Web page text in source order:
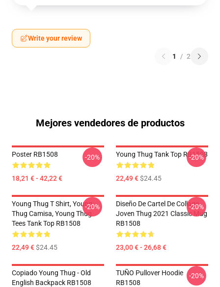
Write your review
1 / 2
Mejores vendedores de productos
Poster RB1508
18,21 € - 42,22 €
-20% Young Thug Tank Top RB1508
22,49 €$24.45
-20%
Young Thug T Shirt, Young
Thug Camisa, Young Thug
Tees Tank Top RB1508
22,49 €$24.45
-20%
Diseño De Cartel De Collage
Joven Thug 2021 Classic Mug
RB1508
23,00 € - 26,68 €
-20%
Copiado Young Thug - Old
English Backpack RB1508
TUÑO Pullover Hoodie
RB1508
-20%